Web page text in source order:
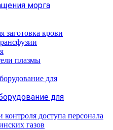
морга
заготовка крови
плазмы
для
доступа персонала
газов